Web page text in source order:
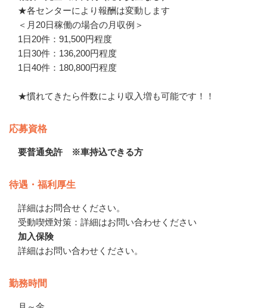
★各センターにより報酬は変動します
＜月20日稼働の場合の月収例＞
1日20件：91,500円程度
1日30件：136,200円程度
1日40件：180,800円程度
★慣れてきたら件数により収入増も可能です！！
応募資格
要普通免許 ※車持込できる方
待遇・福利厚生
詳細はお問合せください。
受動喫煙対策：詳細はお問い合わせください
加入保険
詳細はお問い合わせください。
勤務時間